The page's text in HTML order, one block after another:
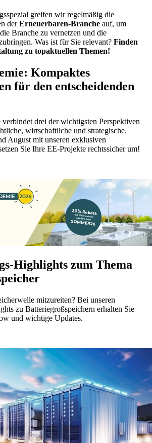
greifen wir regelmäßig die
derErneuerbaren-Branche auf, um
Branche zu vernetzen und die
Was ist für Sie relevant? Finden
zu topaktuellen Themen!
Kompaktes
für den entscheidenden
drei der wichtigsten Perspektiven
wirtschaftliche und strategische.
August mit unseren exklusiven
Sie Ihre EE-Projekte rechtssicher um!
Highlights zum Thema
mitzureiten? Bei unseren
zu Batteriegroßspeichern erhalten Sie
und wichtige Updates.